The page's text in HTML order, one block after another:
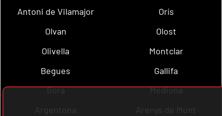
Antoni de Vilamajor
Orís
Olvan
Olost
Olivella
Montclar
Begues
Gallifa
Sora
Mediona
Argentona
Arenys de Munt